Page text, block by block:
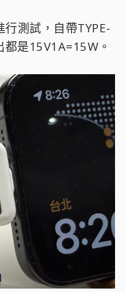
測試，自帶TYPE-
是15V1A=15W。